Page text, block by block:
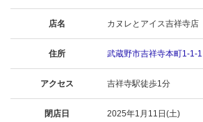
店名 カヌレとアイス吉祥寺店
住所 武蔵野市吉祥寺本町1-1-1
アクセス 吉祥寺駅徒歩1分
閉店日 2025年1月11日(土)